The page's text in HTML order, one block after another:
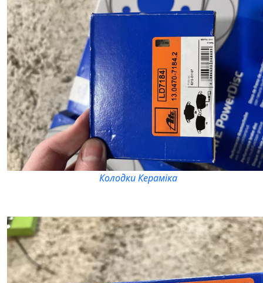
Колодки Кераміка